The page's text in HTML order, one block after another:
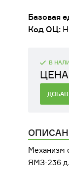
РАЗНАЯ
Базовая
Код ОЦ:
В
Механизм
ЯМЗ-236